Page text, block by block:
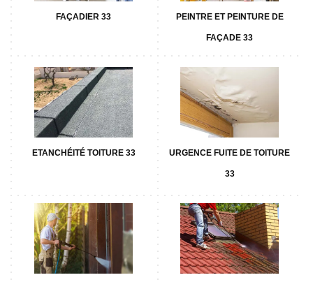
FAÇADIER 33 PEINTRE ET PEINTURE DE
FAÇADE 33
ETANCHÉITÉ TOITURE 33 URGENCE FUITE DE TOITURE
33